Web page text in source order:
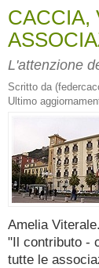
CACCIA,
L'attenzione
Scritto da
Ultimo
Amelia Viterale.
"Il contributo -
tutte le